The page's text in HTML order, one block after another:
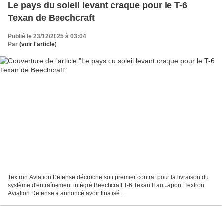
Le pays du soleil levant craque pour le T-6
Texan de Beechcraft
Publié le 23/12/2025 à 03:04
Par (voir l'article)
Textron Aviation Defense décroche son premier contrat pour la livraison du
système d'entraînement intégré Beechcraft T-6 Texan II au Japon. Textron
Aviation Defense a annoncé avoir finalisé ...